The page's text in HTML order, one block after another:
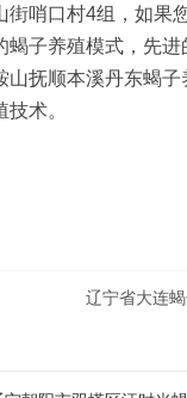
哨口村4组，如果
子养殖模式，先
抚顺本溪丹东蝎
术。
辽宁省大连